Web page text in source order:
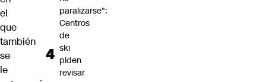
el
que
también
se
le
paralizarse":
Centros
de
ski
piden
revisar